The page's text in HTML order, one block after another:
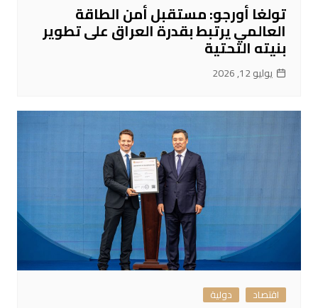
تولغا أورجو: مستقبل أمن الطاقة
العالمي يرتبط بقدرة العراق على تطوير
بنيته التحتية
يوليو 12, 2026
اقتصاد دولية